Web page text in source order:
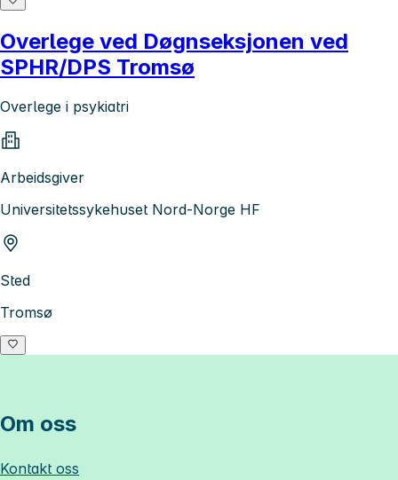
Overlege ved Døgnseksjonen ved
SPHR/DPS Tromsø
Overlege i psykiatri
Arbeidsgiver
Universitetssykehuset Nord-Norge HF
Sted
Tromsø
Om oss
Kontakt oss